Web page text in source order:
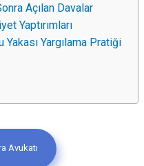
Açılan Davalar
Yaptırımları
Yargılama Pratiği
Avukatı